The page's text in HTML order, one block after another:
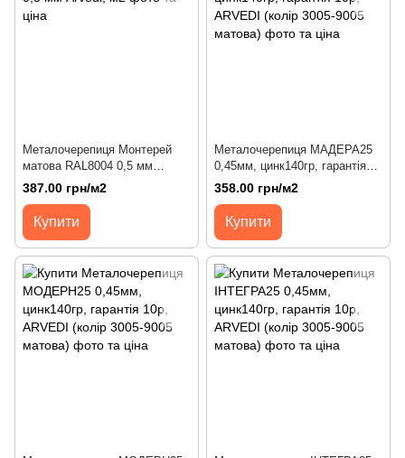
Металочерепиця Монтерей
матова RAL8004 0,5 мм
Arvedi; м2
387.00 грн/м2
Купити
Металочерепиця МАДЕРА25
0,45мм, цинк140гр, гарантія
10р, ARVEDI (колір 3005-9005
358.00 грн/м2
Купити